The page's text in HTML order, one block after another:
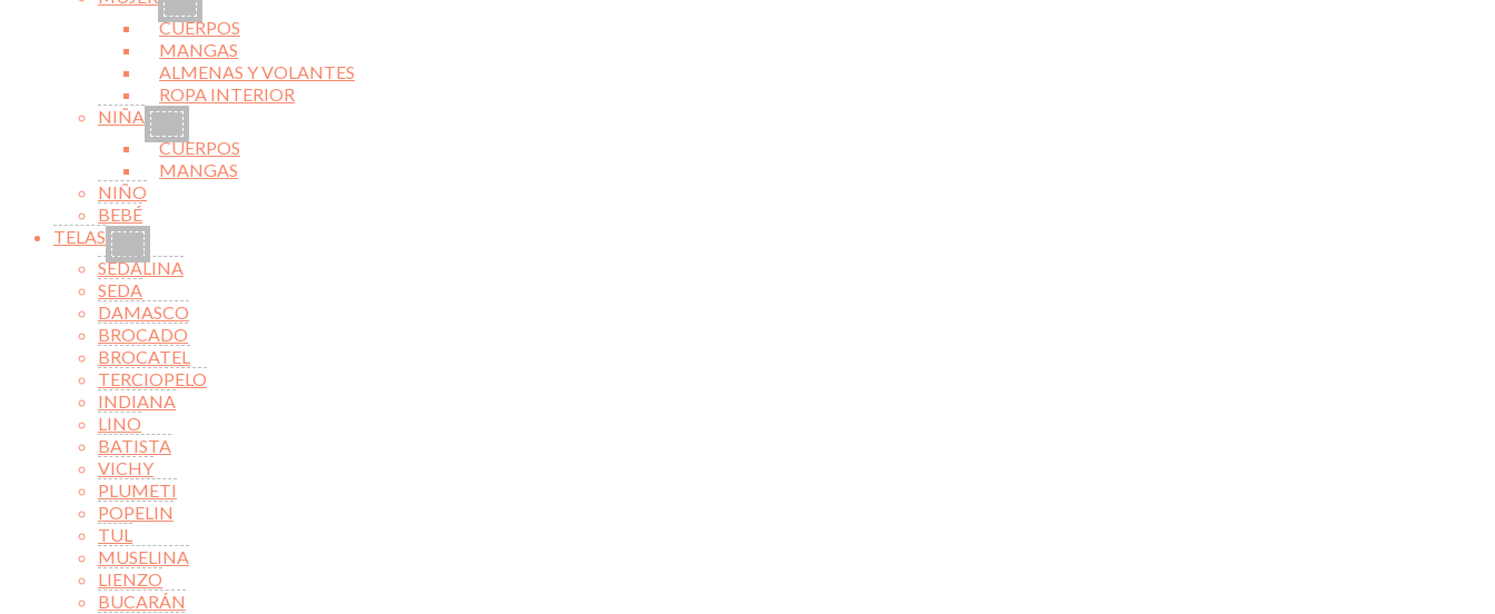
CUERPOS
MANGAS
ALMENAS Y VOLANTES
ROPA INTERIOR
NIÑA
CUERPOS
MANGAS
NIÑO
BEBÉ
TELAS
SEDALINA
SEDA
DAMASCO
BROCADO
BROCATEL
TERCIOPELO
INDIANA
LINO
BATISTA
VICHY
PLUMETI
POPELIN
TUL
MUSELINA
LIENZO
BUCARÁN